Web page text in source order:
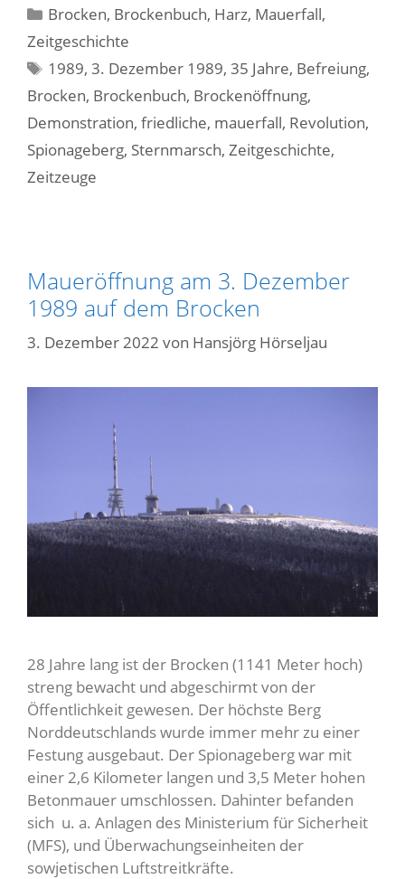
Kategorien
Brocken, Brockenbuch, Harz, Mauerfall,
Zeitgeschichte
Schlagwörter
1989,3. Dezember 1989,35 Jahre, Befreiung,
Brocken, Brockenbuch, Brockenöffnung,
Demonstration, friedliche, mauerfall, Revolution,
Spionageberg, Sternmarsch, Zeitgeschichte,
Zeitzeuge
Maueröffnung am 3. Dezember
1989 auf dem Brocken
3. Dezember 2022 von Hansjörg Hörseljau
28 Jahre lang ist der Brocken (1141 Meter hoch)
streng bewacht und abgeschirmt von der
Öffentlichkeit gewesen. Der höchste Berg
Norddeutschlands wurde immer mehr zu einer
Festung ausgebaut. Der Spionageberg war mit
einer 2,6 Kilometer langen und 3,5 Meter hohen
Betonmauer umschlossen. Dahinter befanden
sich u. a. Anlagen des Ministerium für Sicherheit
(MFS), und Überwachungseinheiten der
sowjetischen Luftstreitkräfte.